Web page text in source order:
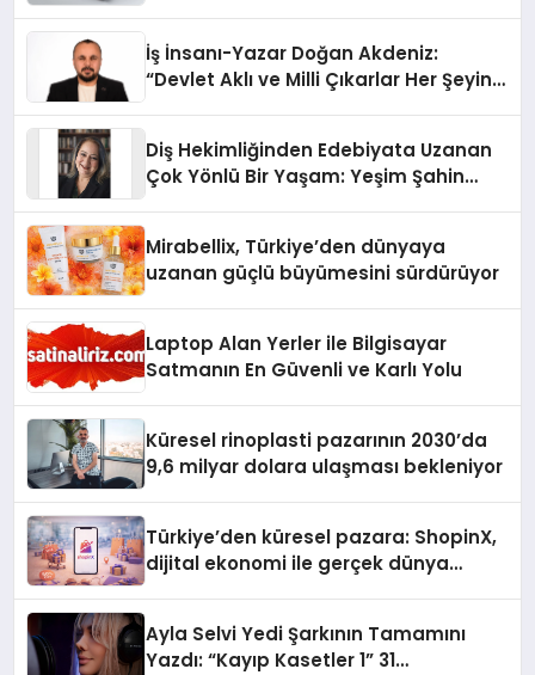
İş İnsanı-Yazar Doğan Akdeniz:
“Devlet Aklı ve Milli Çıkarlar Her Şeyin
Diş Hekimliğinden Edebiyata Uzanan
Çok Yönlü Bir Yaşam: Yeşim Şahin
Mirabellix, Türkiye’den dünyaya
uzanan güçlü büyümesini sürdürüyor
Laptop Alan Yerler ile Bilgisayar
Satmanın En Güvenli ve Karlı Yolu
Küresel rinoplasti pazarının 2030’da
9,6 milyar dolara ulaşması bekleniyor
Türkiye’den küresel pazara: ShopinX,
dijital ekonomi ile gerçek dünya
Ayla Selvi Yedi Şarkının Tamamını
Yazdı: “Kayıp Kasetler 1” 31